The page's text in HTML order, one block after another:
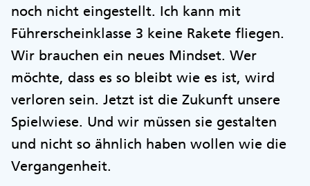
noch nicht eingestellt. Ich kann mit
Führerscheinklasse 3 keine Rakete fliegen.
Wir brauchen ein neues Mindset. Wer
möchte, dass es so bleibt wie es ist, wird
verloren sein. Jetzt ist die Zukunft unsere
Spielwiese. Und wir müssen sie gestalten
und nicht so ähnlich haben wollen wie die
Vergangenheit.